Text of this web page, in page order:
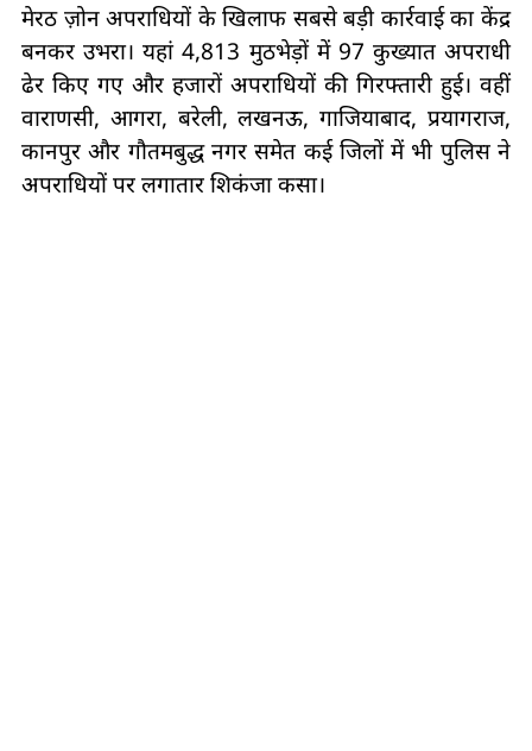
मेरठ ज़ोन अपराधियों के खिलाफ सबसे बड़ी कार्रवाई का केंद्र
बनकर उभरा। यहां 4,813 मुठभेड़ों में 97 कुख्यात अपराधी
ढेर किए गए और हजारों अपराधियों की गिरफ्तारी हुई। वहीं
वाराणसी, आगरा, बरेली, लखनऊ, गाजियाबाद, प्रयागराज,
कानपुर और गौतमबुद्ध नगर समेत कई जिलों में भी पुलिस ने
अपराधियों पर लगातार शिकंजा कसा।